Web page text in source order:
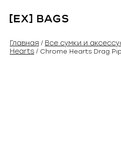
содержимому
Главная / Все сумки и
Hearts / Chrome Hearts Drag